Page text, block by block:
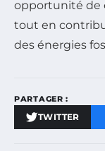
opportunité de
tout en
des énergies
PARTAGER :
TWITTER